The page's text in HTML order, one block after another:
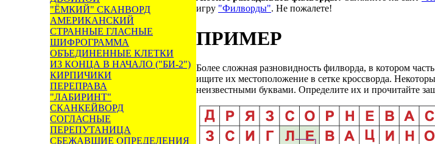
"ЁМКИЙ" СКАНВОРД
АМЕРИКАНСКИЙ
СТРАННЫЕ ГЛАСНЫЕ
ШИФРОГРАММА
ОБЪЕДИНЕННЫЕ КЛЕТКИ
ИЗ КОНЦА В НАЧАЛО ("БИ-2")
КИРПИЧИКИ
ПЕРЕПРАВА
"ЛАБИРИНТ"
СКАНКЕЙВОРД
СОГЛАСНЫЕ
ПЕРЕПУТАНИЦА
СБЕЖАВШИЕ ОПРЕДЕЛЕНИЯ
игру "Филворды". Не пожалете!
ПРИМЕР
Более сложная разновидность филворда, в котором
ищите их местоположение в сетке кроссворда.
неизвестными буквами. Определите их и прочитайте